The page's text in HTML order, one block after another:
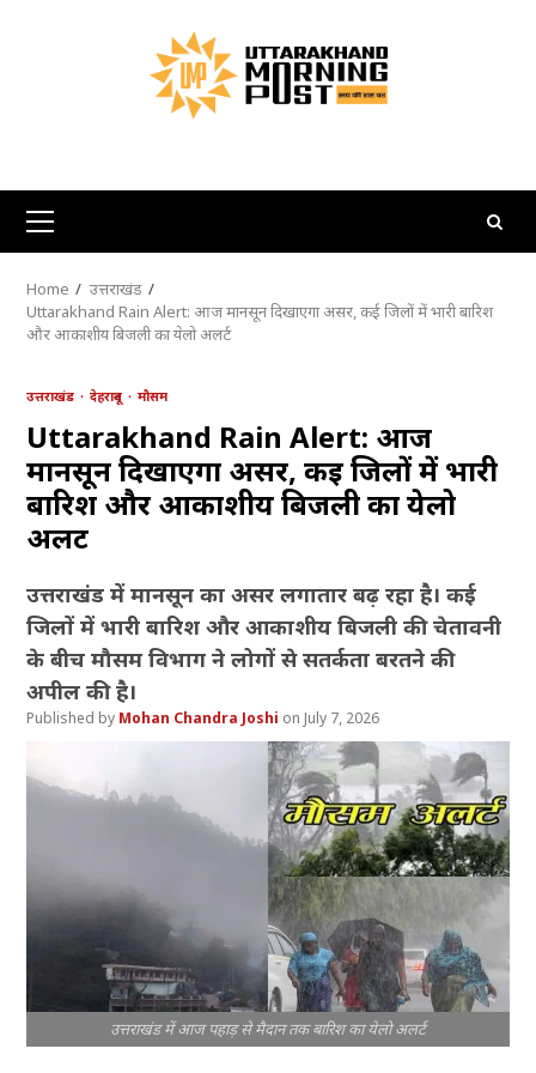
Primary
Menu
Home
उत्तराखंड
Uttarakhand Rain Alert: आज मानसून दिखाएगा असर, कई जिलों में भारी बारिश
और आकाशीय बिजली का येलो अलर्ट
उत्तराखंड देहरादून मौसम
Uttarakhand Rain Alert: आज
मानसून दिखाएगा असर, कई जिलों में भारी
बारिश और आकाशीय बिजली का येलो
अलर्ट
उत्तराखंड में मानसून का असर लगातार बढ़ रहा है। कई
जिलों में भारी बारिश और आकाशीय बिजली की चेतावनी
के बीच मौसम विभाग ने लोगों से सतर्कता बरतने की
अपील की है।
Mohan Chandra Joshi July 7, 2026
उत्तराखंड में आज पहाड़ से मैदान तक बारिश का येलो अलर्ट